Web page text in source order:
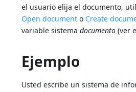
el usuario elija el documento,
Open document o Create
variable sistemadocumento (ver
Ejemplo
Usted escribe un sistema de